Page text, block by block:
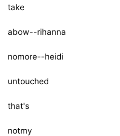
take
abow--rihanna
nomore--heidi
untouched
that's
notmy